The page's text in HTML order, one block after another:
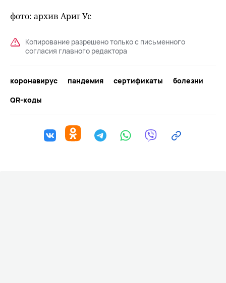
фото: архив Ариг Ус
Копирование разрешено только с письменного
согласия главного редактора
коронавирус пандемия сертификаты
болезни
QR-коды